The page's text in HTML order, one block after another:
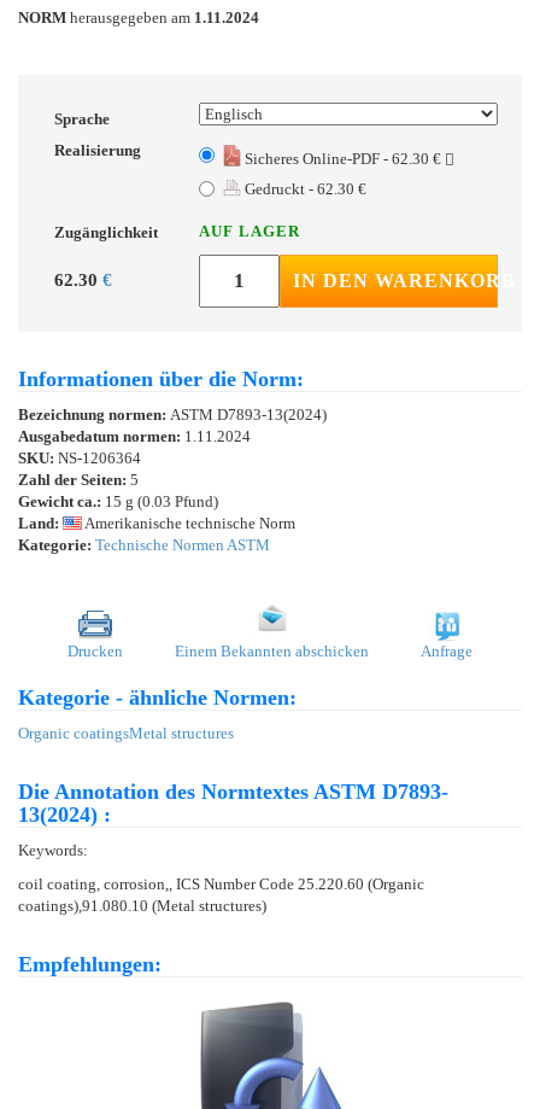
NORM herausgegeben am 1.11.2024
Sprache
Realisierung
Sicheres Online-PDF - 62.30 €
Gedruckt - 62.30 €
Zugänglichkeit AUF LAGER
62.30 € IN DEN WARENKORB
Informationen über die Norm:
Bezeichnung normen: ASTM D7893-13(2024)
Ausgabedatum normen: 1.11.2024
SKU: NS-1206364
Zahl der Seiten: 5
Gewicht ca.: 15 g (0.03 Pfund)
Land:
Amerikanische technische Norm
Kategorie: Technische Normen ASTM
Drucken Einem Bekannten abschicken Anfrage
Kategorie - ähnliche Normen:
Organic coatingsMetal structures
Die Annotation des Normtextes ASTM D7893-
13(2024) :
Keywords:
coil coating, corrosion,, ICS Number Code 25.220.60 (Organic
coatings),91.080.10 (Metal structures)
Empfehlungen: